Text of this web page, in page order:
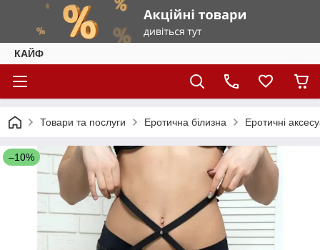
КАЙФ
Товари та послуги Еротична білизна Еротичні
–10%